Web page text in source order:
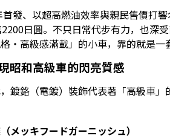
發、以超高燃油效率與親民售價打
日圓。不只日常代步有力，也深
・高級感滿載」的小車，靠的就是一
昭和高級車的閃亮質感
鍍鉻（電鍍）裝飾代表著「高級車
メッキフードガーニッシュ）